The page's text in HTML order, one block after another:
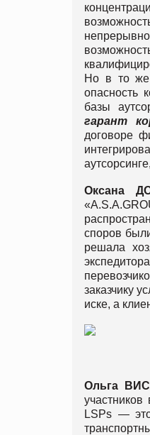
Но в то же
опасность
базы
гарант
договоре
Оксана
споров
решала
заказчику
иске, а
Ольга
LSPs —